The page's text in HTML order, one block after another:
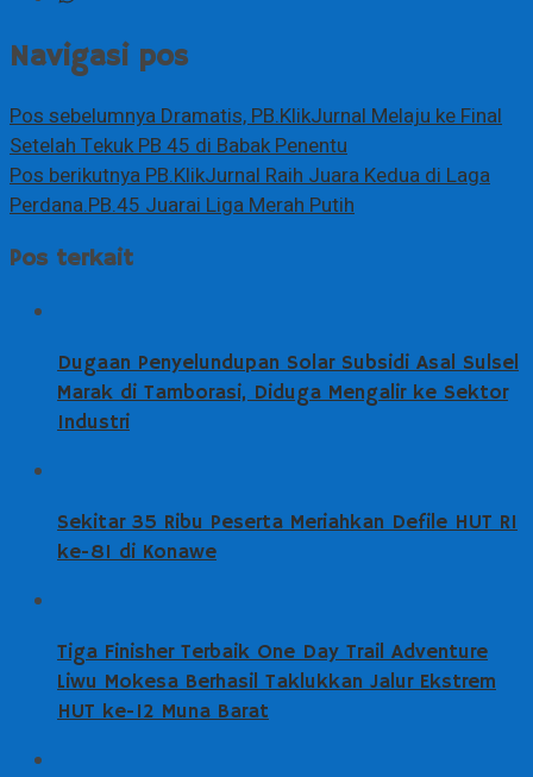
Navigasi pos
Pos sebelumnyaDramatis, PB.KlikJurnal Melaju ke Final
Setelah Tekuk PB 45 di Babak Penentu
Pos berikutnyaPB.KlikJurnal Raih Juara Kedua di Laga
Perdana.PB.45 Juarai Liga Merah Putih
Pos terkait
Dugaan Penyelundupan Solar Subsidi Asal Sulsel
Marak di Tamborasi, Diduga Mengalir ke Sektor
Industri
Sekitar 35 Ribu Peserta Meriahkan Defile HUT RI
ke-81 di Konawe
Tiga Finisher Terbaik One Day Trail Adventure
Liwu Mokesa Berhasil Taklukkan Jalur Ekstrem
HUT ke-12 Muna Barat